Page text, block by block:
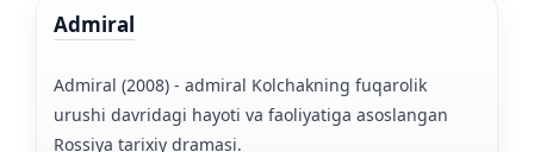
Admiral
Admiral (2008) - admiral Kolchakning fuqarolik
urushi davridagi hayoti va faoliyatiga asoslangan
Rossiya tarixiy dramasi.